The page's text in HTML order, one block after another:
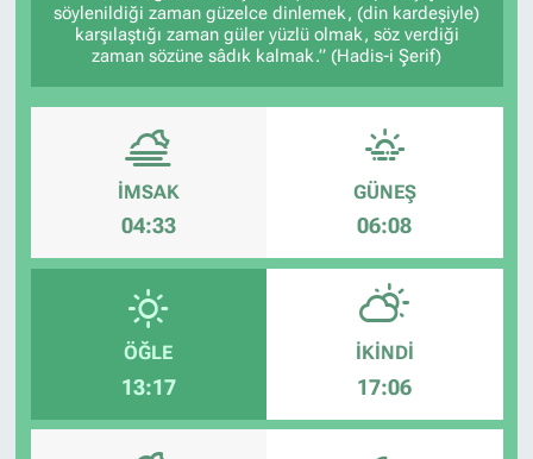
söylenildiği zaman güzelce dinlemek, (din kardeşiyle)
karşılaştığı zaman güler yüzlü olmak, söz verdiği
zaman sözüne sâdık kalmak.” (Hadis-i Şerif)
İMSAK
04:33
GÜNEŞ
06:08
ÖĞLE
13:17
İKINDI
17:06